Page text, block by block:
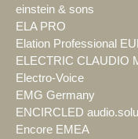
einstein & sons
ELA PRO
Elation Professional
ELECTRIC CLAUDIO
Electro-Voice
EMG Germany
ENCIRCLED
Encore EMEA